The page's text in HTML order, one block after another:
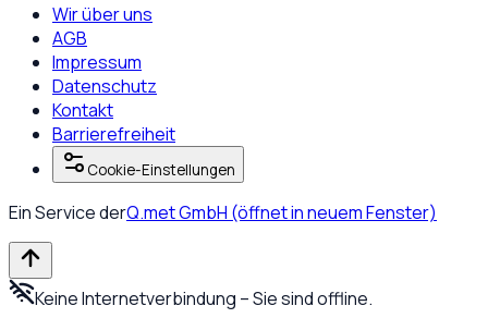
Wir über uns
AGB
Impressum
Datenschutz
Kontakt
Barrierefreiheit
Cookie-Einstellungen
Ein Service derQ.met GmbH (öffnet in neuem Fenster)
Keine Internetverbindung – Sie sind offline.